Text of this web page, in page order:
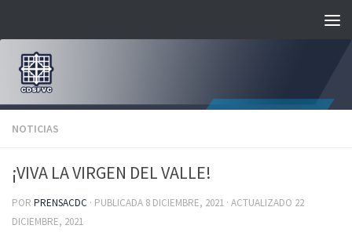
NOTICIAS
¡VIVA LA VIRGEN DEL VALLE!
POR PRENSACDC · PUBLICADA 8 DICIEMBRE, 2021 · ACTUALIZADO 22
DICIEMBRE, 2021